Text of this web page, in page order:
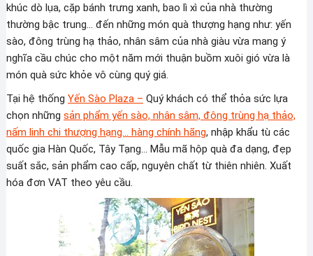
khúc dò lụa, cặp bánh trưng xanh, bao lì xì của nhà thường
thường bậc trung… đến những món quà thượng hạng như: yến
sào, đông trùng hạ thảo, nhân sâm của nhà giàu vừa mang ý
nghĩa cầu chúc cho một năm mới thuận buồm xuôi gió vừa là
món quà sức khỏe vô cùng quý giá.
Tại hệ thống Yến Sào Plaza – Quý khách có thể thỏa sức lựa
chọn những sản phẩm yến sào, nhân sâm, đông trùng hạ thảo,
nấm linh chi thượng hạng… hàng chính hãng, nhập khẩu tù các
quốc gia Hàn Quốc, Tây Tạng… Mẫu mã hộp quà đa dạng, đẹp
suất sắc, sản phẩm cao cấp, nguyên chất từ thiên nhiên. Xuất
hóa đơn VAT theo yêu cầu.